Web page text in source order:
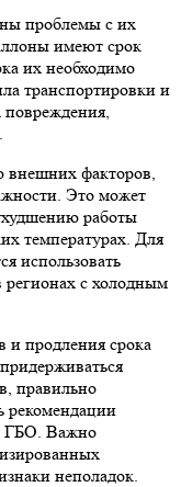
проблемы с их
имеют срок
их необходимо
транспортировки и
факторов,
Это может
работы
температурах. Для
использовать
регионах с холодным
и продления срока
правильно
рекомендации
ГБО. Важно
неполадок.